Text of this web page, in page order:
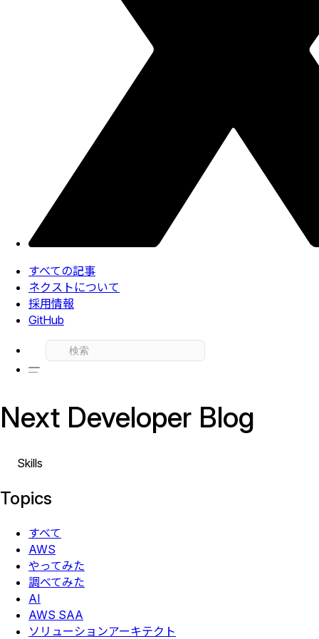
すべての記事
ネクストについて
採用情報
GitHub
Next Developer Blog
Skills
Topics
すべて
AWS
やってみた
調べてみた
AI
AWS SAA
ソリューションアーキテクト